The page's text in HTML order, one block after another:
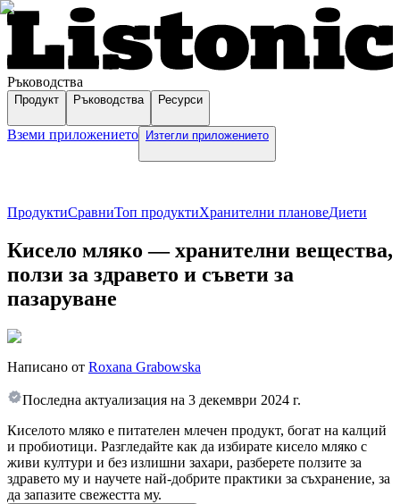
Ръководства
Продукт Ръководства Ресурси
Вземи приложението Изтегли приложението
ПродуктиСравниТоп продуктиХранителни плановеДиети
Кисело мляко — хранителни вещества,
ползи за здравето и съвети за
пазаруване
Написано от Roxana Grabowska
Последна актуализация на 3 декември 2024 г.
Киселото мляко е питателен млечен продукт, богат на калций
и пробиотици. Разгледайте как да избирате кисело мляко с
живи култури и без излишни захари, разберете ползите за
здравето му и научете най-добрите практики за съхранение, за
да запазите свежестта му.